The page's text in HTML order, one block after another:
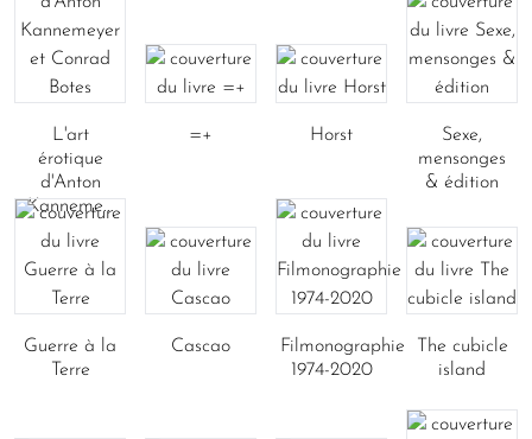
L'art
érotique
d'Anton
Kanneme...
=+ Horst
Sexe,
mensonges
& édition
Guerre à la
Terre
Cascao
Filmonographie
1974-2020
The cubicle
island